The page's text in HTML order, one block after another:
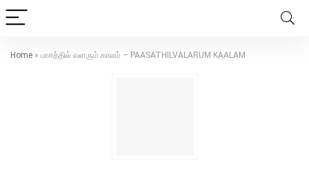
Home » பாசத்தில் வளரும் காலம் – PAASATHILVALARUM KAALAM